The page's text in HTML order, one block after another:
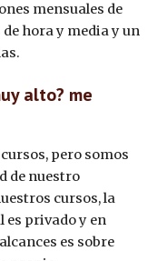
mensuales de
de hora y media y un
alto? me
pero somos
de nuestro
cursos, la
es privado y en
es sobre